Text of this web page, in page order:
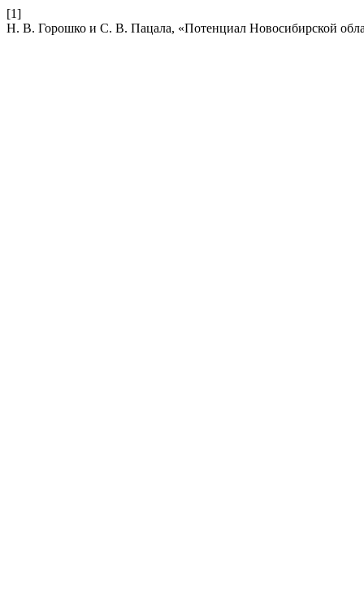
[1]
Н. В. Горошко и С. В. Пацала, «Потенциал Новосибирской